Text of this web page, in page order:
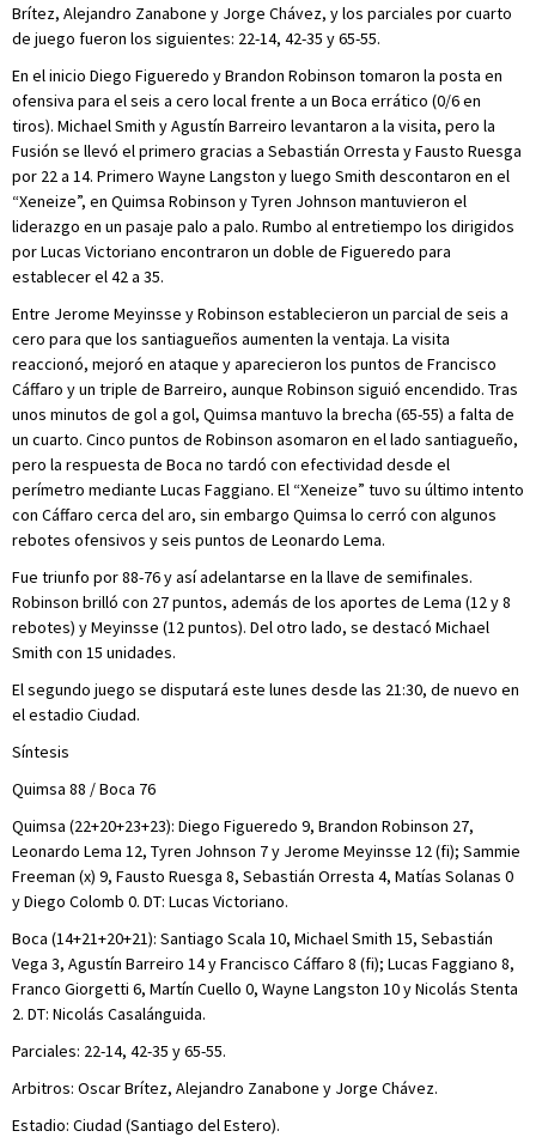
Brítez, Alejandro Zanabone y Jorge Chávez, y los parciales por cuarto
de juego fueron los siguientes: 22-14, 42-35 y 65-55.
En el inicio Diego Figueredo y Brandon Robinson tomaron la posta en
ofensiva para el seis a cero local frente a un Boca errático (0/6 en
tiros). Michael Smith y Agustín Barreiro levantaron a la visita, pero la
Fusión se llevó el primero gracias a Sebastián Orresta y Fausto Ruesga
por 22 a 14. Primero Wayne Langston y luego Smith descontaron en el
“Xeneize”, en Quimsa Robinson y Tyren Johnson mantuvieron el
liderazgo en un pasaje palo a palo. Rumbo al entretiempo los dirigidos
por Lucas Victoriano encontraron un doble de Figueredo para
establecer el 42 a 35.
Entre Jerome Meyinsse y Robinson establecieron un parcial de seis a
cero para que los santiagueños aumenten la ventaja. La visita
reaccionó, mejoró en ataque y aparecieron los puntos de Francisco
Cáffaro y un triple de Barreiro, aunque Robinson siguió encendido. Tras
unos minutos de gol a gol, Quimsa mantuvo la brecha (65-55) a falta de
un cuarto. Cinco puntos de Robinson asomaron en el lado santiagueño,
pero la respuesta de Boca no tardó con efectividad desde el
perímetro mediante Lucas Faggiano. El “Xeneize” tuvo su último intento
con Cáffaro cerca del aro, sin embargo Quimsa lo cerró con algunos
rebotes ofensivos y seis puntos de Leonardo Lema.
Fue triunfo por 88-76 y así adelantarse en la llave de semifinales.
Robinson brilló con 27 puntos, además de los aportes de Lema (12 y 8
rebotes) y Meyinsse (12 puntos). Del otro lado, se destacó Michael
Smith con 15 unidades.
El segundo juego se disputará este lunes desde las 21:30, de nuevo en
el estadio Ciudad.
Síntesis
Quimsa 88 / Boca 76
Quimsa (22+20+23+23): Diego Figueredo 9, Brandon Robinson 27,
Leonardo Lema 12, Tyren Johnson 7 y Jerome Meyinsse 12 (fi); Sammie
Freeman (x) 9, Fausto Ruesga 8, Sebastián Orresta 4, Matías Solanas 0
y Diego Colomb 0. DT: Lucas Victoriano.
Boca (14+21+20+21): Santiago Scala 10, Michael Smith 15, Sebastián
Vega 3, Agustín Barreiro 14 y Francisco Cáffaro 8 (fi); Lucas Faggiano 8,
Franco Giorgetti 6, Martín Cuello 0, Wayne Langston 10 y Nicolás Stenta
2. DT: Nicolás Casalánguida.
Parciales: 22-14, 42-35 y 65-55.
Arbitros: Oscar Brítez, Alejandro Zanabone y Jorge Chávez.
Estadio: Ciudad (Santiago del Estero).